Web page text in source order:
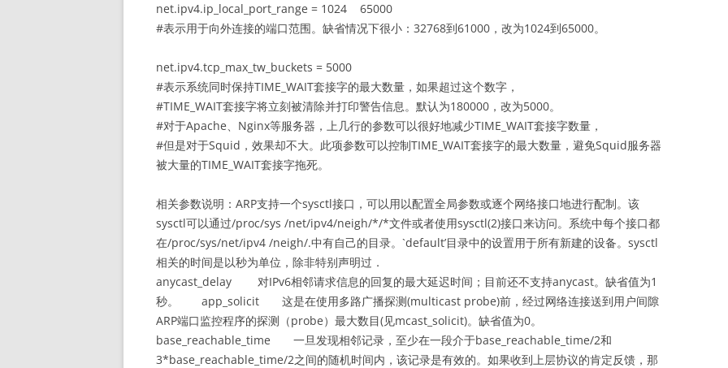
net.ipv4.ip_local_port_range = 1024 65000
#表示用于向外连接的端口范围。缺省情况下很小：32768到61000，改为1024到65000。
net.ipv4.tcp_max_tw_buckets = 5000
#表示系统同时保持TIME_WAIT套接字的最大数量，如果超过这个数字，
#TIME_WAIT套接字将立刻被清除并打印警告信息。默认为180000，改为5000。
#对于Apache、Nginx等服务器，上几行的参数可以很好地减少TIME_WAIT套接字数量，
#但是对于Squid，效果却不大。此项参数可以控制TIME_WAIT套接字的最大数量，避免Squid服务器
被大量的TIME_WAIT套接字拖死。
相关参数说明：ARP支持一个sysctl接口，可以用以配置全局参数或逐个网络接口地进行配制。该
sysctl可以通过/proc/sys /net/ipv4/neigh/*/*文件或者使用sysctl(2)接口来访问。系统中每个接口都
在/proc/sys/net/ipv4 /neigh/.中有自己的目录。`default’目录中的设置用于所有新建的设备。sysctl
相关的时间是以秒为单位，除非特别声明过．
anycast_delay 对IPv6相邻请求信息的回复的最大延迟时间；目前还不支持anycast。缺省值为1
秒。 app_solicit 这是在使用多路广播探测(multicast probe)前，经过网络连接送到用户间隙
ARP端口监控程序的探测（probe）最大数目(见mcast_solicit)。缺省值为0。
base_reachable_time 一旦发现相邻记录，至少在一段介于base_reachable_time/2和
3*base_reachable_time/2之间的随机时间内，该记录是有效的。如果收到上层协议的肯定反馈，那